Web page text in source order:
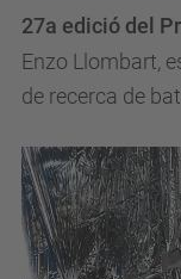
Enzo Llombart,
de recerca de
27a edició del